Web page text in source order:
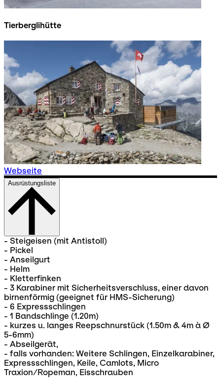
Tierberglihütte
Webseite
Ausrüstungsliste
- Steigeisen (mit Antistoll)
- Pickel
- Anseilgurt
- Helm
- Kletterfinken
- 3 Karabiner mit Sicherheitsverschluss, einer davon
birnenförmig (geeignet für HMS-Sicherung)
- 6 Expressschlingen
- 1 Bandschlinge (1.20m)
- kurzes u. langes Reepschnurstück (1.50m & 4m à Ø
5-6mm)
- Abseilgerät,
- falls vorhanden: Weitere Schlingen, Einzelkarabiner,
Expressschlingen, Keile, Camlots, Micro
Traxion/Ropeman, Eisschrauben